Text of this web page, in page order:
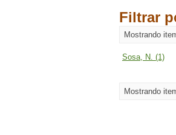
Filtrar
Mostrando
Sosa, N. (1)
Mostrando